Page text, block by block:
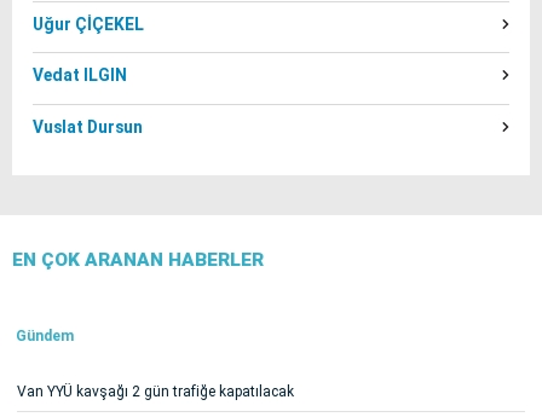
Uğur ÇİÇEKEL
Vedat ILGIN
Vuslat Dursun
EN ÇOK ARANAN HABERLER
Gündem
Van YYÜ kavşağı 2 gün trafiğe kapatılacak